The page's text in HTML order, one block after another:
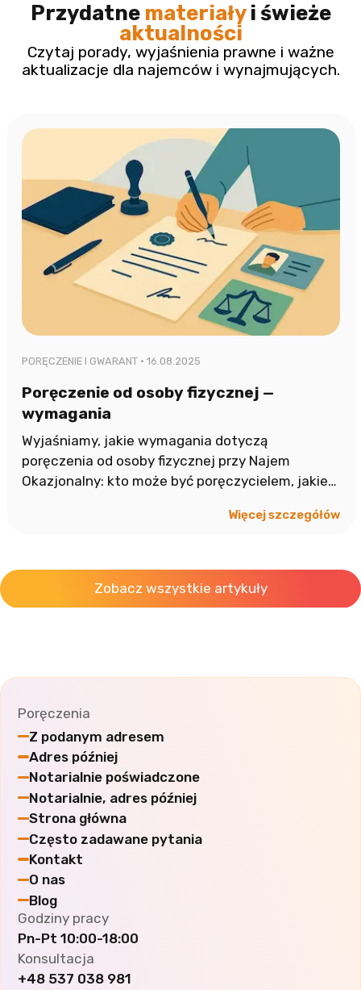
Przydatne materiałyi świeże
aktualności
Czytaj porady, wyjaśnienia prawne i ważne
aktualizacje dla najemców i wynajmujących.
PORĘCZENIE I GWARANT · 16.08.2025
Poręczenie od osoby fizycznej —
wymagania
Wyjaśniamy, jakie wymagania dotyczą
poręczenia od osoby fizycznej przy Najem
Okazjonalny: kto może być poręczycielem, jakie
Więcej szczegółów
Zobacz wszystkie artykuły
Poręczenia
Z podanym adresem
Adres później
Notarialnie poświadczone
Notarialnie, adres później
Strona główna
Często zadawane pytania
Kontakt
O nas
Blog
Godziny pracy
Pn-Pt 10:00-18:00
Konsultacja
+48 537 038 981